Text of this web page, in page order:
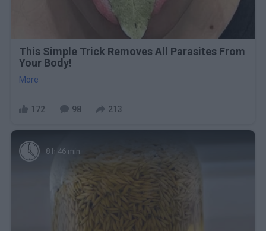
This Simple Trick Removes All Parasites From
Your Body!
More
172 98 213
8 h 46 min